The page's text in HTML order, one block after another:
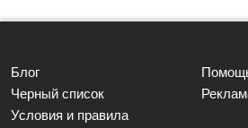
Блог
Черный список
Условия и правила